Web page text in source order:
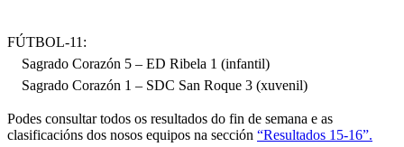
FÚTBOL-11:
Sagrado Corazón 5 – ED Ribela 1 (infantil)
Sagrado Corazón 1 – SDC San Roque 3 (xuvenil)
Podes consultar todos os resultados do fin de semana e as
clasificacións dos nosos equipos na sección “Resultados 15-16”.